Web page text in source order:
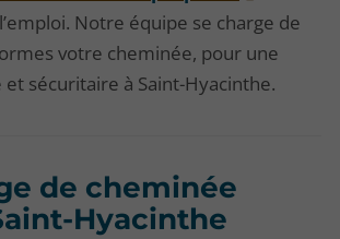
Notre équipe se charge de
votre cheminée, pour une
sécuritaire à Saint-Hyacinthe.
de cheminée
Hyacinthe